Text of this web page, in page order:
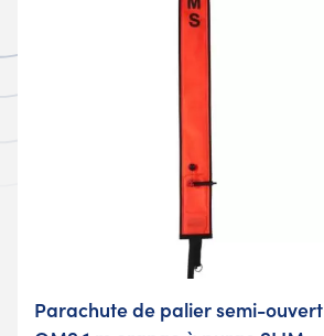
Parachute de palier semi-ouvert